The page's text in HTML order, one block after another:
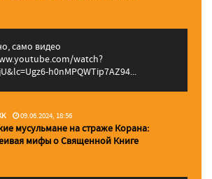
само видео
watch?
h0nMPQWTip7AZ94...
09.06.2024, 18:56
мусульмане на страже Корана:
мифы о Священной Книге